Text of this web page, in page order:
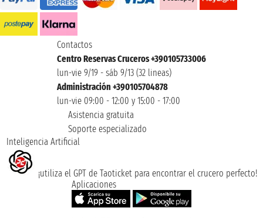
Contactos
Centro Reservas Cruceros +390105733006
lun-vie 9/19 - sáb 9/13 (32 lineas)
Administración +390105704878
lun-vie 09:00 - 12:00 y 15:00 - 17:00
Asistencia gratuita
Soporte especializado
Inteligencia Artificial
¡utiliza el GPT de Taoticket para encontrar el crucero perfecto!
Aplicaciones